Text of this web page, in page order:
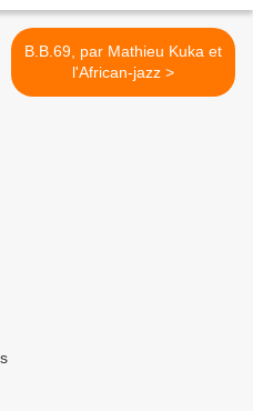
B.B.69, par Mathieu Kuka et
l'African-jazz >